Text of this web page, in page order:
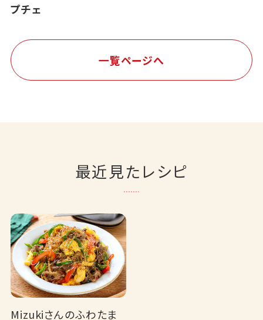
プチェ
一覧ページへ
最近見たレシピ
Mizukiさんのふわたま